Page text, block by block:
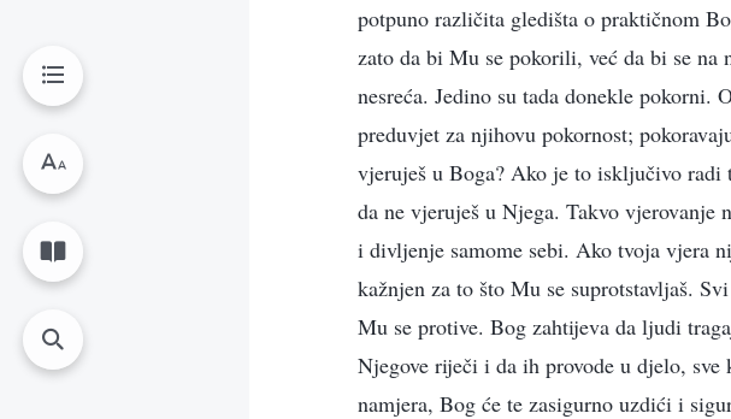
potpuno različita gledišta o praktičnom
zato da bi Mu se pokorili, već da bi se
nesreća. Jedino su tada donekle
preduvjet za njihovu pokornost;
vjeruješ u Boga? Ako je to isključivo
da ne vjeruješ u Njega. Takvo vjerovanje
i divljenje samome sebi. Ako tvoja vjera
kažnjen za to što Mu se suprotstavljaš.
Mu se protive. Bog zahtijeva da ljudi
Njegove riječi i da ih provode u djelo,
namjera, Bog će te zasigurno uzdići i